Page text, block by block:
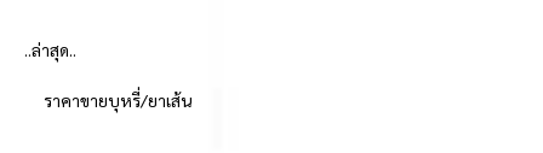
..ล่าสุด..
ราคาขายบุหรี่/ยาเส้น